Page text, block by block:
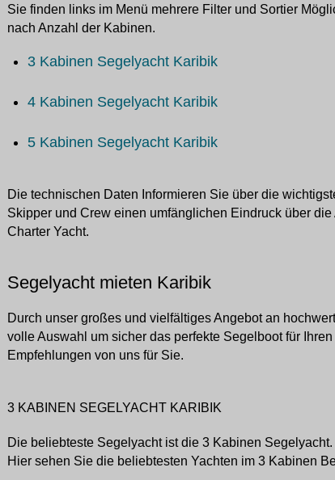
Sie finden links im Menü mehrere Filter und Sortier
nach Anzahl der Kabinen.
3 Kabinen Segelyacht Karibik
4 Kabinen Segelyacht Karibik
5 Kabinen Segelyacht Karibik
Die technischen Daten Informieren Sie über die
Skipper und Crew einen umfänglichen Eindruck über
Charter Yacht.
Segelyacht mieten Karibik
Durch unser großes und vielfältiges Angebot an
volle Auswahl um sicher das perfekte Segelboot für
Empfehlungen von uns für Sie.
3 KABINEN SEGELYACHT KARIBIK
Die beliebteste Segelyacht ist die 3 Kabinen
Hier sehen Sie die beliebtesten Yachten im 3 Kabinen